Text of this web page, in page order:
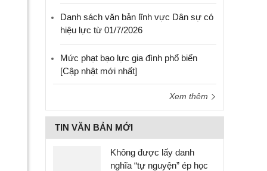
Danh sách văn bản lĩnh vực Dân sự có
hiệu lực từ 01/7/2026
Mức phạt bạo lực gia đình phổ biến
[Cập nhật mới nhất]
Xem thêm
TIN VĂN BẢN MỚI
Không được lấy danh
nghĩa “tự nguyện” ép học